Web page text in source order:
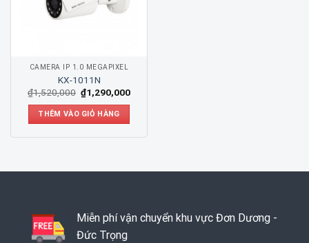
CAMERA IP 1.0 MEGAPIXEL
KX-1011N
₫1,520,000 ₫1,290,000
THÊM VÀO GIỎ HÀNG
Miễn phí vận chuyển khu vực Đơn Dương -
Đức Trọng